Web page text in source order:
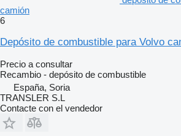
camión
6
Depósito de combustible para Volvo
Precio a consultar
Recambio - depósito de combustible
España, Soria
TRANSLER S.L
Contacte con el vendedor